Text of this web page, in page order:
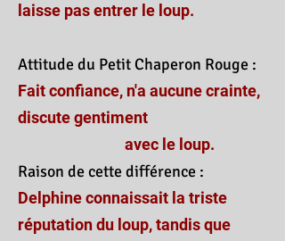
laisse pas entrer le loup.
Attitude du Petit Chaperon Rouge :
Fait confiance, n'a aucune crainte,
discute gentiment
avec le loup.
Raison de cette différence :
Delphine connaissait la triste
réputation du loup, tandis que